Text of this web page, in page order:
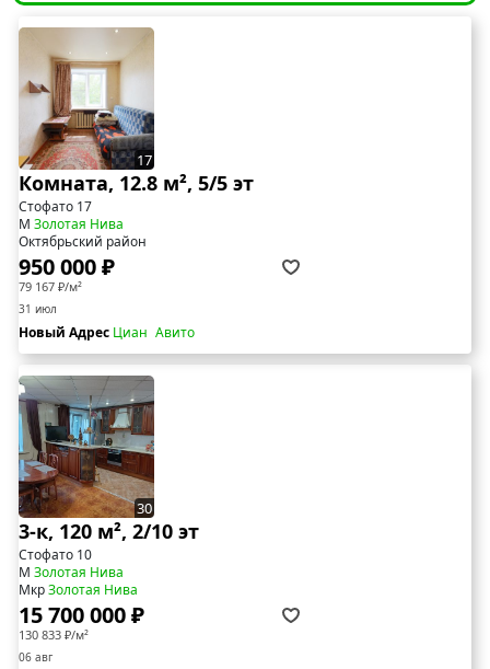
17
Комната, 12.8 м², 5/5 эт
Стофато 17
М Золотая Нива
Октябрьский район
950 000 ₽
79 167 ₽/м²
31 июл
Новый Адрес Циан Авито
30
3-к, 120 м², 2/10 эт
Стофато 10
М Золотая Нива
МкрЗолотая Нива
15 700 000 ₽
130 833 ₽/м²
06 авг